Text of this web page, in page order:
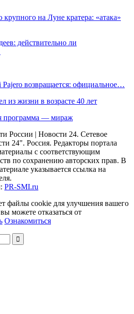
крупного на Луне кратера: «атака»
действительно ли
возвращается: официальное…
из жизни в возрасте 40 лет
программа — мираж
России | Новости 24. Сетевое
24". Россия. Редакторы портала
с соответствующим
по сохранению авторских прав. В
указывается ссылка на
PR-SMI.ru
файлы cookie для улучшения вашего
можете отказаться от
Ознакомиться